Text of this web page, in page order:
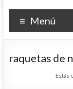
Menú
raquetas de
Estás